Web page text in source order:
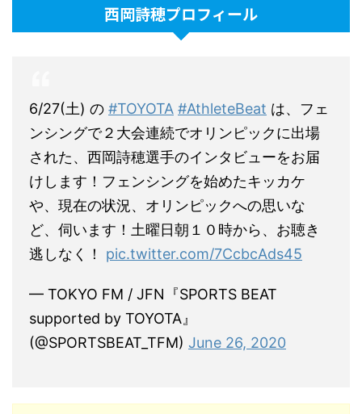
西岡詩穂プロフィール
6/27(土) の #TOYOTA #AthleteBeat は、フェ
ンシングで２大会連続でオリンピックに出場
された、西岡詩穂選手のインタビューをお届
けします！フェンシングを始めたキッカケ
や、現在の状況、オリンピックへの思いな
ど、伺います！土曜日朝１０時から、お聴き
逃しなく！ pic.twitter.com/7CcbcAds45
— TOKYO FM / JFN『SPORTS BEAT
supported by TOYOTA』
(@SPORTSBEAT_TFM) June 26, 2020